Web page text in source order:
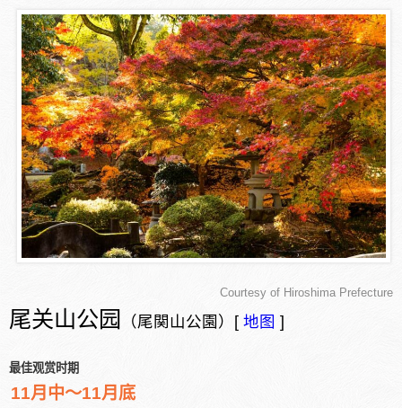
Courtesy of Hiroshima Prefecture
尾关山公园 （尾関山公園）[ 地图 ]
最佳观赏时期
11月中～11月底